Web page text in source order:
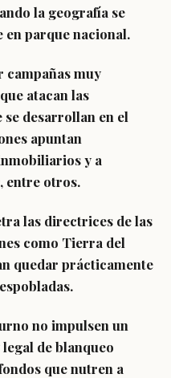
la geografía se
parque nacional.
campañas muy
atacan las
desarrollan en el
apuntan
y a
entre otros.
las directrices de las
como Tierra del
quedar prácticamente
no impulsen un
de blanqueo
que nutren a